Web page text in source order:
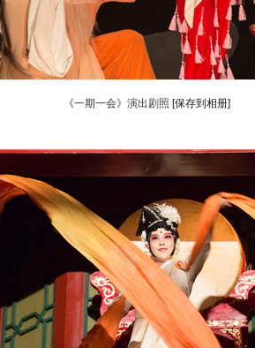
《一期一会》演出剧照 [保存到相册]